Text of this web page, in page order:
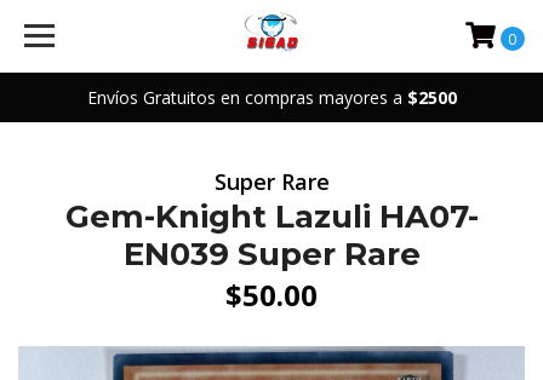
Envíos Gratuitos en compras mayores a $2500
0
Super Rare
Gem-Knight Lazuli HA07-
EN039 Super Rare
$50.00